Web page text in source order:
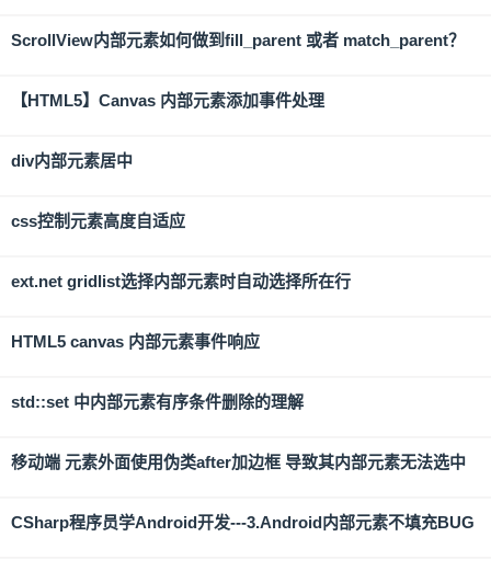
ScrollView内部元素如何做到fill_parent 或者 match_parent？
【HTML5】Canvas 内部元素添加事件处理
div内部元素居中
css控制元素高度自适应
ext.net gridlist选择内部元素时自动选择所在行
HTML5 canvas 内部元素事件响应
std::set 中内部元素有序条件删除的理解
移动端 元素外面使用伪类after加边框 导致其内部元素无法选中
CSharp程序员学Android开发---3.Android内部元素不填充BUG